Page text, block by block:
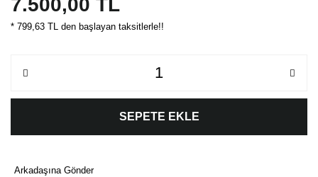
7.500,00 TL
* 799,63 TL den başlayan taksitlerle!!
SEPETE EKLE
Arkadaşına Gönder